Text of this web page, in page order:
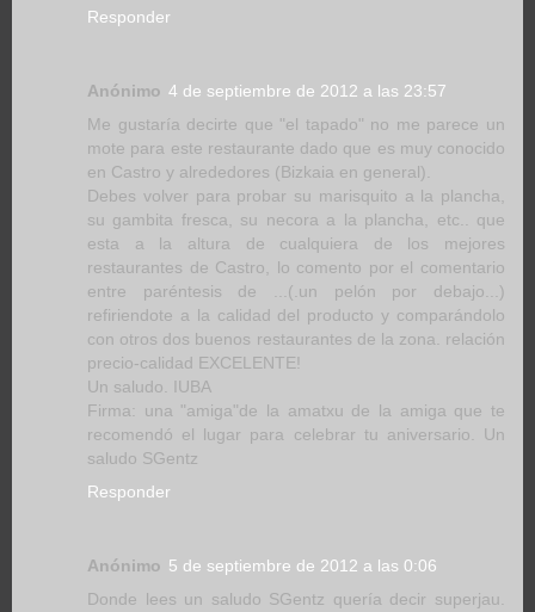
Responder
Anónimo 4 de septiembre de 2012 a las 23:57
Me gustaría decirte que "el tapado" no me parece un
mote para este restaurante dado que es muy conocido
en Castro y alrededores (Bizkaia en general).
Debes volver para probar su marisquito a la plancha,
su gambita fresca, su necora a la plancha, etc.. que
esta a la altura de cualquiera de los mejores
restaurantes de Castro, lo comento por el comentario
entre paréntesis de ...(.un pelón por debajo...)
refiriendote a la calidad del producto y comparándolo
con otros dos buenos restaurantes de la zona. relación
precio-calidad EXCELENTE!
Un saludo. IUBA
Firma: una "amiga"de la amatxu de la amiga que te
recomendó el lugar para celebrar tu aniversario. Un
saludo SGentz
Responder
Anónimo 5 de septiembre de 2012 a las 0:06
Donde lees un saludo SGentz quería decir superjau.